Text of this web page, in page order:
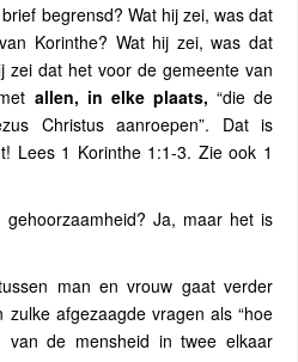
begrensd? Wat hij zei, was dat
Korinthe? Wat hij zei, was dat
zei dat het voor de gemeente van
allen, in elke plaats, “die de
Christus aanroepen”. Dat is
Lees 1 Korinthe 1:1-3. Zie ook 1
Ja, maar het is
man en vrouw gaat verder
afgezaagde vragen als “hoe
van de mensheid in twee elkaar